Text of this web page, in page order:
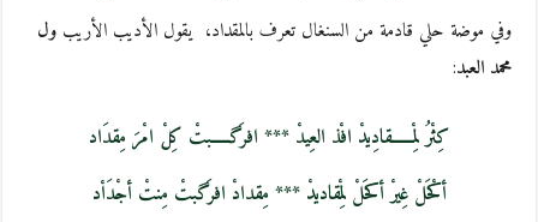
وفي موضة حلي قادمة من السنغال تعرف بالمقداد، يقول الأديب الأريبول
محمد العبد:
كِثْرُ لِمْــــــقادِيدْ افْذ العِيدْ *** افرَگـــــبتْ كِلْ امْرَ مِقدَاد
أكْحَلْ غِيرْ أكحَلْ لِمْقاديدْ *** مِقدادْ افرَگبتْ مِنتْ أجْدَاْد